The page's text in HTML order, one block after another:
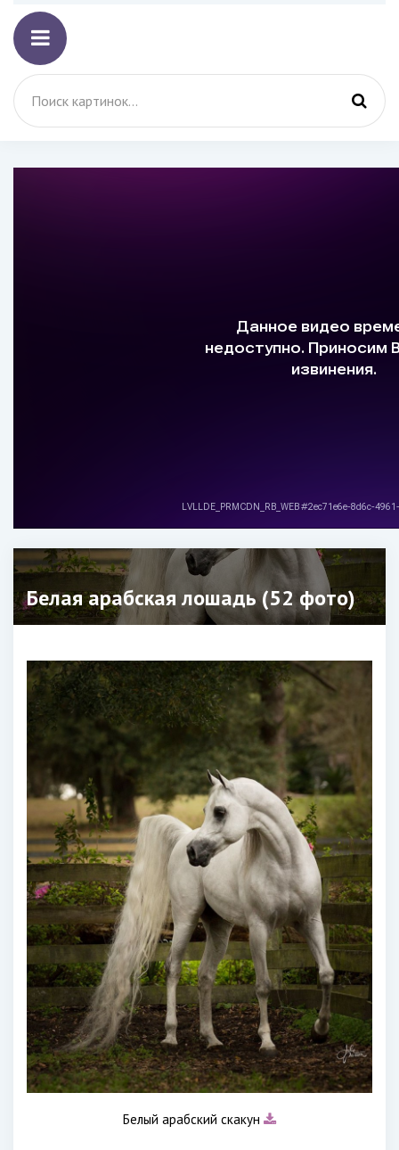
Белая арабская лошадь (52 фото)
Белый арабский скакун